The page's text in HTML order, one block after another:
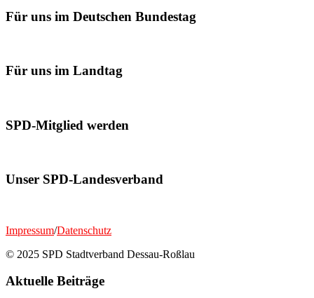
Für uns im Deutschen Bundestag
Für uns im Landtag
SPD-Mitglied werden
Unser SPD-Landesverband
Impressum/Datenschutz
© 2025 SPD Stadtverband Dessau-Roßlau
Aktuelle Beiträge